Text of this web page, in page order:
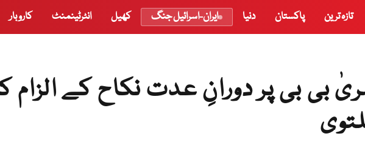
تازہ ترین پاکستان دنیا ایران-اسرائیل جنگ کھیل انٹرٹینمنٹ کاروبار
بی بی پر دورانِ عدت نکاح کے الزام